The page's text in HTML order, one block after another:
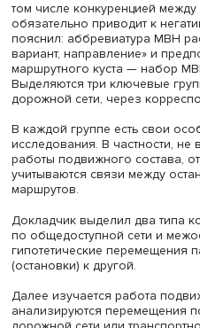
Поэтому важно
общественный транспорт.
несколько миллиардов
роль научного
разработке
систем.
Модератор круглого
транспортного
транспорта и
Борисов, подчеркнул:
дискуссию
транспортного
времени крайне важна
и цен для пользователей
Маршрут, вариант,